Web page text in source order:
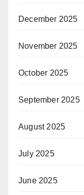
December 2025
November 2025
October 2025
September 2025
August 2025
July 2025
June 2025